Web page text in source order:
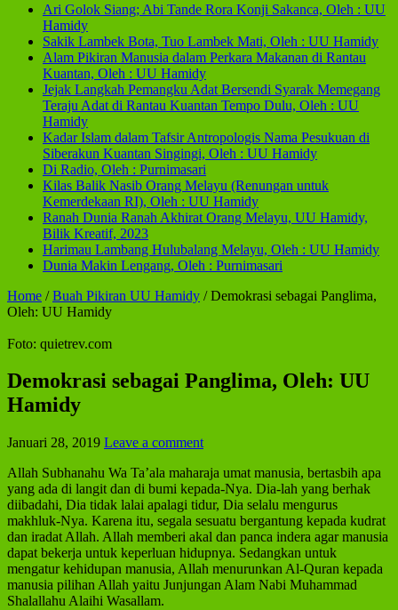
Ari Golok Siang; Abi Tande Rora Konji Sakanca, Oleh : UU
Hamidy
Sakik Lambek Bota, Tuo Lambek Mati, Oleh : UU Hamidy
Alam Pikiran Manusia dalam Perkara Makanan di Rantau
Kuantan, Oleh : UU Hamidy
Jejak Langkah Pemangku Adat Bersendi Syarak Memegang
Teraju Adat di Rantau Kuantan Tempo Dulu, Oleh : UU
Hamidy
Kadar Islam dalam Tafsir Antropologis Nama Pesukuan di
Siberakun Kuantan Singingi, Oleh : UU Hamidy
Di Radio, Oleh : Purnimasari
Kilas Balik Nasib Orang Melayu (Renungan untuk
Kemerdekaan RI), Oleh : UU Hamidy
Ranah Dunia Ranah Akhirat Orang Melayu, UU Hamidy,
Bilik Kreatif, 2023
Harimau Lambang Hulubalang Melayu, Oleh : UU Hamidy
Dunia Makin Lengang, Oleh : Purnimasari
Home / Buah Pikiran UU Hamidy / Demokrasi sebagai Panglima,
Oleh: UU Hamidy
Foto: quietrev.com
Demokrasi sebagai Panglima, Oleh: UU
Hamidy
Januari 28, 2019 Leave a comment
Allah Subhanahu Wa Ta’ala maharaja umat manusia, bertasbih apa
yang ada di langit dan di bumi kepada-Nya. Dia-lah yang berhak
diibadahi, Dia tidak lalai apalagi tidur, Dia selalu mengurus
makhluk-Nya. Karena itu, segala sesuatu bergantung kepada kudrat
dan iradat Allah. Allah memberi akal dan panca indera agar manusia
dapat bekerja untuk keperluan hidupnya. Sedangkan untuk
mengatur kehidupan manusia, Allah menurunkan Al-Quran kepada
manusia pilihan Allah yaitu Junjungan Alam Nabi Muhammad
Shalallahu Alaihi Wasallam.